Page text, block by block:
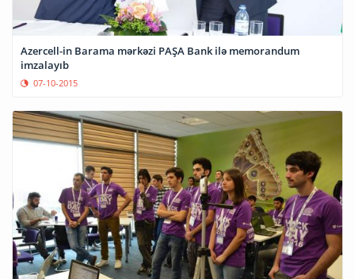
Azercell-in Barama mərkəzi PAŞA Bank ilə memorandum
imzalayıb
07-10-2015